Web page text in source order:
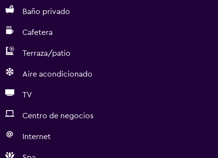
Baño privado
Cafetera
Terraza/patio
Aire acondicionado
TV
Centro de negocios
Internet